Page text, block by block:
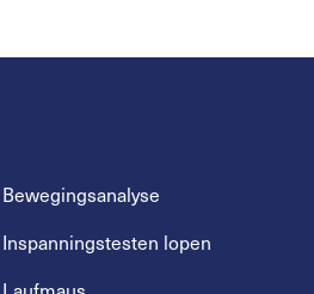
Bewegingsanalyse
Inspanningstesten lopen